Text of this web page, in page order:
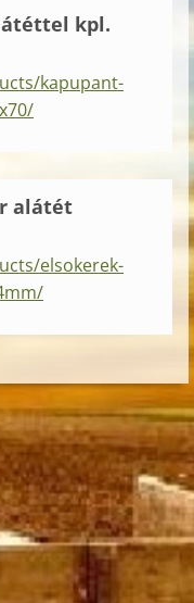
kpl.
kapupant-
alátét
elsokerek-